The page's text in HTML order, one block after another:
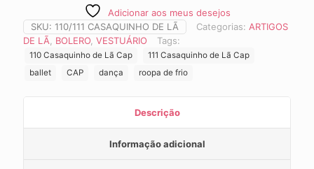
111
quantidade
Adicionar aos meus desejos
SKU: 110/111 CASAQUINHO DE LÃ Categorias: ARTIGOS
DE LÃ
BOLERO VESTUÁRIO Tags:
110 Casaquinho de Lã Cap
111 Casaquinho de Lã Cap
ballet
CAP dança roopa de frio
Descrição
Informação adicional